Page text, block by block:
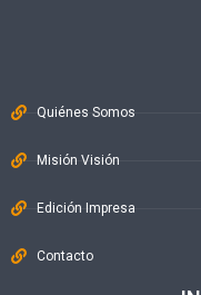
Quiénes Somos
Misión Visión
Edición Impresa
Contacto